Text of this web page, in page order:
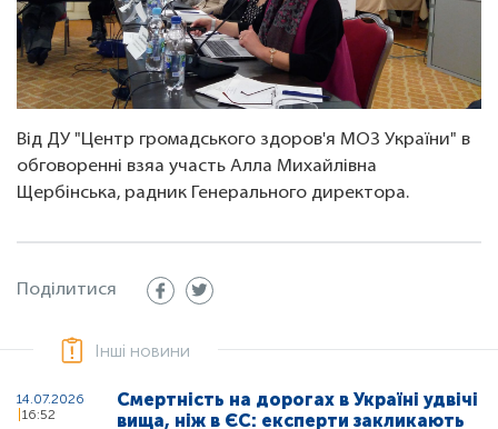
Від ДУ "Центр громадського здоров'я МОЗ України" в
обговоренні взяа участь Алла Михайлівна
Щербінська, радник Генерального директора.
Поділитися
Інші новини
14.07.2026
16:52
Смертність на дорогах в Україні удвічі
вища, ніж в ЄС: експерти закликають